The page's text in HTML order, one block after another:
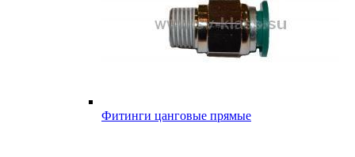
Фитинги цанговые прямые